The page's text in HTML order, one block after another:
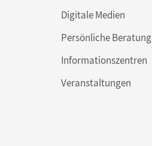
Digitale Medien
Persönliche Beratung
Informationszentren
Veranstaltungen